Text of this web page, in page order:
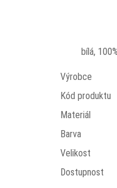
bílá,
Výrobce
Kód produktu
Materiál
Barva
Velikost
Dostupnost